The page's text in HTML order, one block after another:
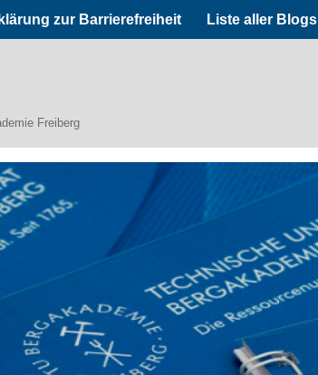
zur Barrierefreiheit Liste aller Blogs
Freiberg